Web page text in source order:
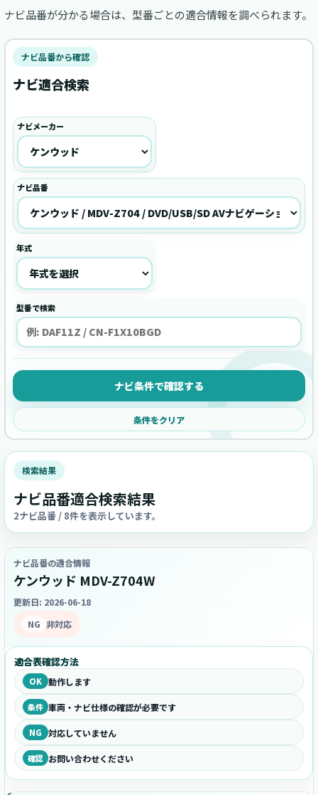
ナビ品番が分かる場合は、型番ごとの適合情報を調べられます。
ナビ品番から確認
ナビ適合検索
ナビメーカー
ナビ品番
年式
型番で検索
ナビ条件で確認する
条件をクリア
検索結果
ナビ品番適合検索結果
2ナビ品番 / 8件を表示しています。
ナビ品番の適合情報
ケンウッド MDV-Z704W
更新日: 2026-06-18
NG 非対応
適合表確認方法
OK 動作します
条件 車両・ナビ仕様の確認が必要です
NG 対応していません
確認 お問い合わせください